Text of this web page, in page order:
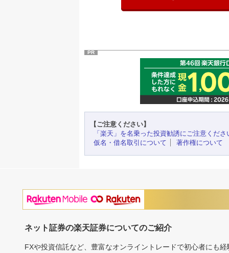
PR
【ご注意ください】
「楽天」を名乗った投資勧誘にご注意くださ
仮名・借名取引について
著作権について
ネット証券の楽天証券についてのご紹介
FXや投資信託など、豊富なオンライントレードで初心者にも